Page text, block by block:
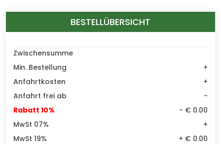
BESTELLÜBERSICHT
Zwischensumme
Min. Bestellung
+
Anfahrtkosten
+
Anfahrt frei ab
-
Rabatt 10%
- € 0.00
MwSt 07%
+
MwSt 19%
+ € 0.00